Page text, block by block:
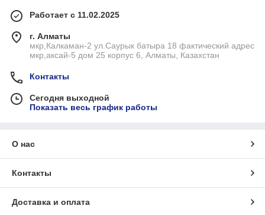
Работает с 11.02.2025
г. Алматы
мкр,Калкаман-2 ул.Саурык батыра 18 фактический адрес
мкр,аксай-5 дом 25 корпус 6, Алматы, Казахстан
Контакты
Сегодня выходной
Показать весь график работы
О нас
Контакты
Доставка и оплата